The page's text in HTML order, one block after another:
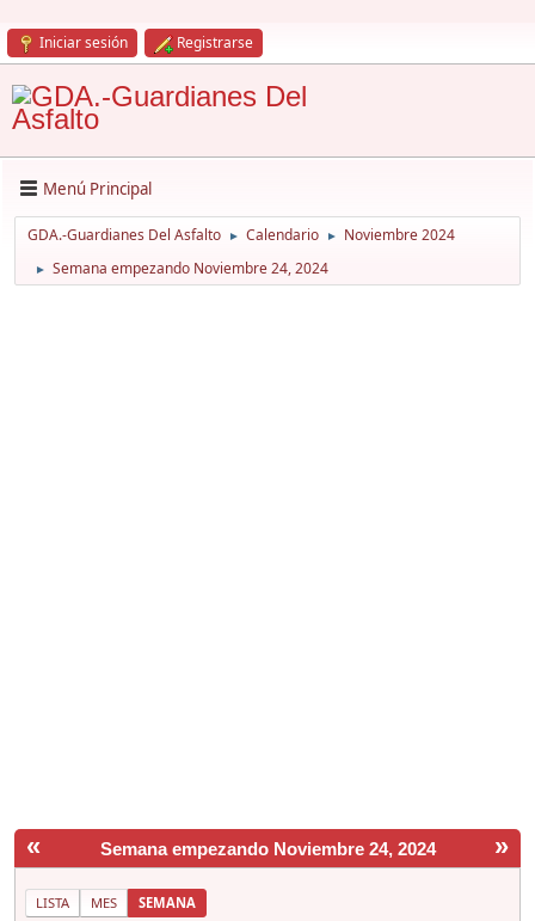
Iniciar sesión Registrarse
Menú Principal
GDA.-Guardianes Del Asfalto ► Calendario ► Noviembre 2024
► Semana empezando Noviembre 24, 2024
« »
Semana empezando Noviembre 24, 2024
LISTA MES SEMANA